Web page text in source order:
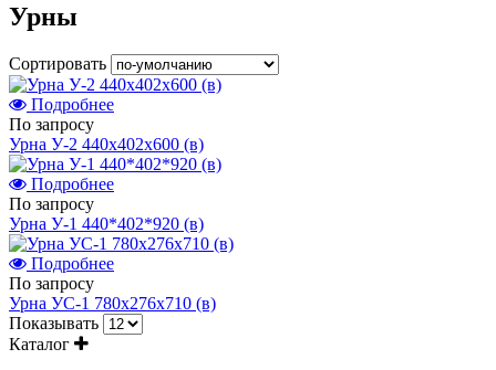
Урны
Сортировать
Подробнее
По запросу
Урна У-2 440х402х600 (в)
Подробнее
По запросу
Урна У-1 440*402*920 (в)
Подробнее
По запросу
Урна УС-1 780х276х710 (в)
Показывать
Каталог